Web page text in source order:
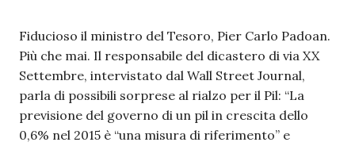
Fiducioso il ministro del Tesoro, Pier Carlo Padoan.
Più che mai. Il responsabile del dicastero di via XX
Settembre, intervistato dal Wall Street Journal,
parla di possibili sorprese al rialzo per il Pil: “La
previsione del governo di un pil in crescita dello
0,6% nel 2015 è “una misura di riferimento” e